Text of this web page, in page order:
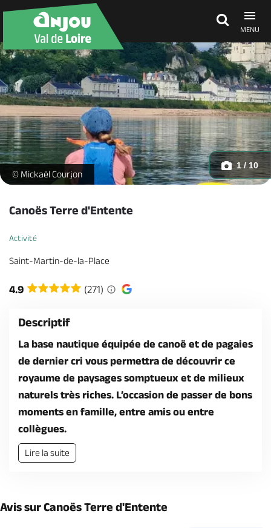
MENU
Découvrir
À voir, à faire
Agenda
Séjours, cadeaux
Brochures & Cartes Offices de tourisme Comment venir ? Ecrivez-nous
Château de Saumur - _1 -
© Mickaël Courjon
1 / 10
Canoës Terre d'Entente
Activité
Saint-Martin-de-la-Place
4.9 (271)
Descriptif
La base nautique équipée de canoë et de pagaies
de dernier cri vous permettra de découvrir ce
royaume de paysages somptueux et de milieux
naturels très riches. L’occasion de passer de bons
moments en famille, entre amis ou entre
collègues.
Lire la suite
Avis sur Canoës Terre d'Entente